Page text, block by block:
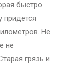
быстро
придется
Не
не
грязь и